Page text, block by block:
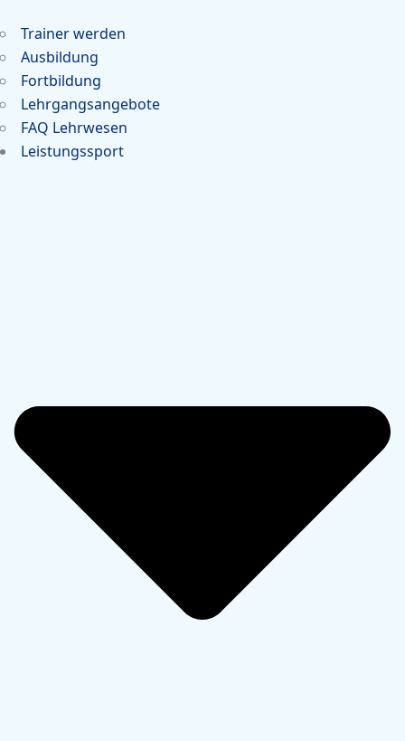
Trainer werden
Ausbildung
Fortbildung
Lehrgangsangebote
FAQ Lehrwesen
Leistungssport